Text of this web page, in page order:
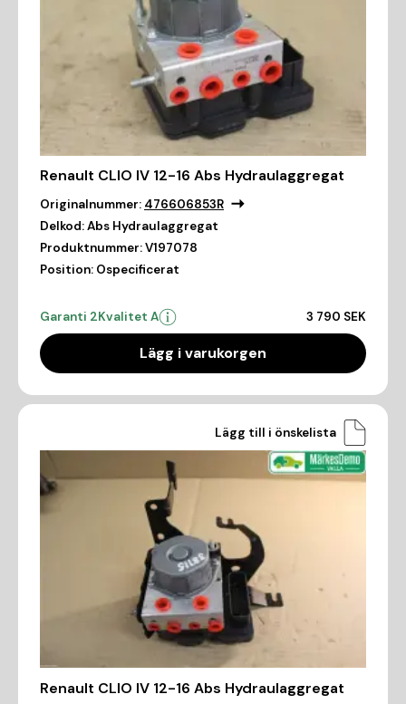
Renault CLIO IV 12-16 Abs Hydraulaggregat
Originalnummer: 476606853R
Delkod:Abs Hydraulaggregat
Produktnummer:V197078
Position: Ospecificerat
Garanti 2Kvalitet A 3 790 SEK
Lägg i varukorgen
Lägg till i önskelista
Renault CLIO IV 12-16 Abs Hydraulaggregat